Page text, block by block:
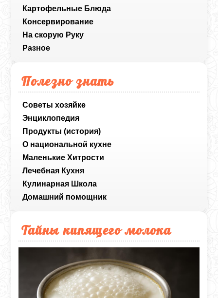
Картофельные Блюда
Консервирование
На скорую Руку
Разное
Полезно знать
Советы хозяйке
Энциклопедия
Продукты (история)
О национальной кухне
Маленькие Хитрости
Лечебная Кухня
Кулинарная Школа
Домашний помощник
Тайны кипящего молока